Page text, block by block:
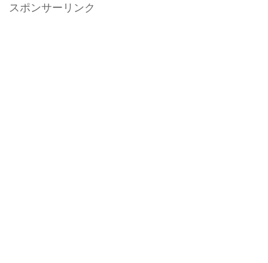
スポンサーリンク